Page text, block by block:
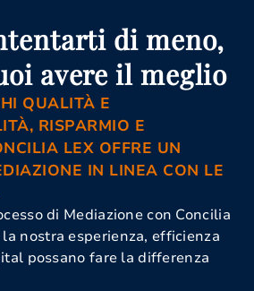
di meno,
avere il meglio
QUALITÀ E
RISPARMIO E
LEX OFFRE UN
IN LINEA CON LE
di Mediazione con Concilia
nostra esperienza, efficienza
possano fare la differenza